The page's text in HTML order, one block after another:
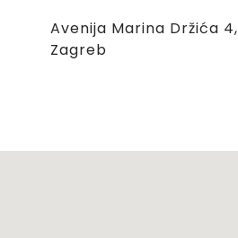
Avenija Marina Držića 4,
Zagreb